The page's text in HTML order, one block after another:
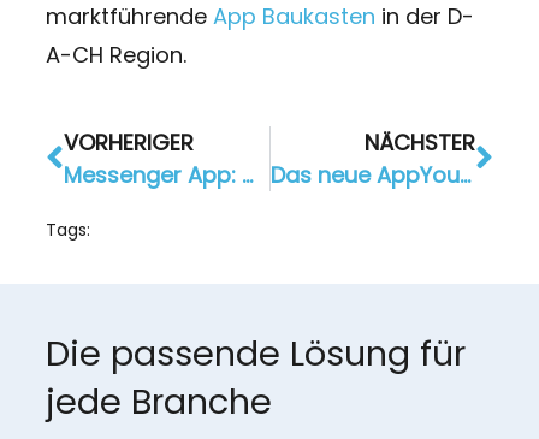
marktführende App Baukasten in der D-
A-CH Region.
VORHERIGER
Messenger App: Moderne Art mit Deinen Kunden zu kommunizieren
NÄCHSTER
Das neue AppYourself Update bringt tolle Änderungen für Dich und Deine App
Tags:
Die passende Lösung für
jede Branche